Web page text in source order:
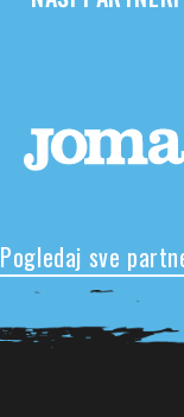
Pogledaj sve